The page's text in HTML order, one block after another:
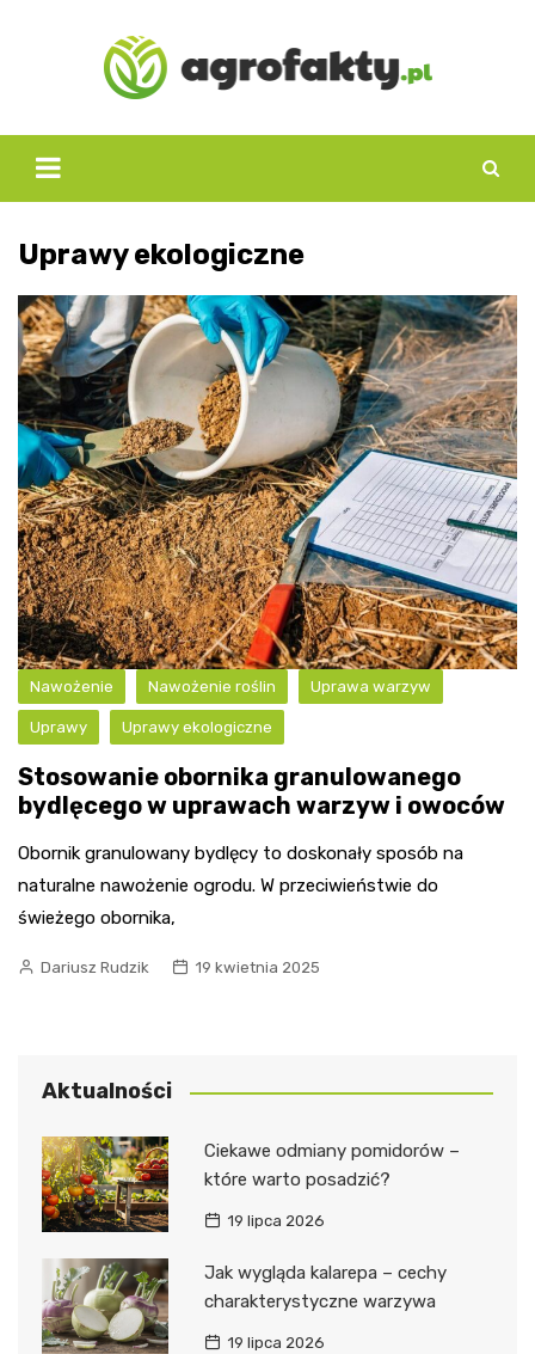
Uprawy ekologiczne
Nawożenie Nawożenie roślin Uprawa warzyw
Uprawy Uprawy ekologiczne
Stosowanie obornika granulowanego
bydlęcego w uprawach warzyw i owoców
Obornik granulowany bydlęcy to doskonały sposób na
naturalne nawożenie ogrodu. W przeciwieństwie do
świeżego obornika,
Dariusz Rudzik 19 kwietnia 2025
Aktualności
Ciekawe odmiany pomidorów –
które warto posadzić?
19 lipca 2026
Jak wygląda kalarepa – cechy
charakterystyczne warzywa
19 lipca 2026